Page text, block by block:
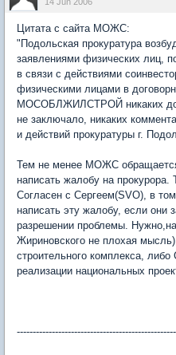
Цитата с сайта МОЖС:
"Подольская прокуратура
заявлениями физических лиц,
в связи с действиями
физическими лицами в
МОСОБЛЖИЛСТРОЙ никаких
не заключало, никаких
и действий прокуратуры г.
Тем не менее МОЖС
написать жалобу на прокурора.
Согласен с Сергеем(SVO), в
написать эту жалобу, если они
разрешении проблемы.
Жириновского не плохая
строительного комплекса,
реализации национальных